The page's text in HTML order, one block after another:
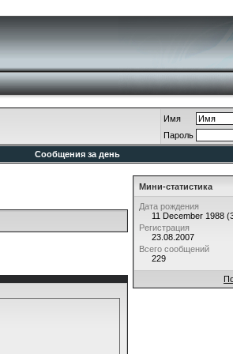
Имя
Пароль
Сообщения за день
Мини-статистика
Дата рождения
11 December 1988
Регистрация
23.08.2007
Всего сообщений
229